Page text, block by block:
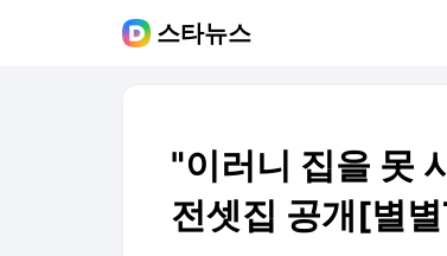
스타뉴스
"이러니 집을 못
전셋집 공개[별